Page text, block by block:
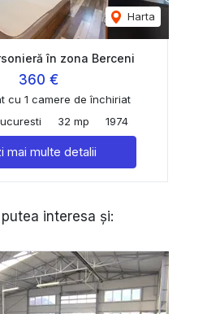
Harta
în zona Berceni
360 €
cu 1 camere de închiriat
32 mp 1974
mai multe detalii
interesa și: